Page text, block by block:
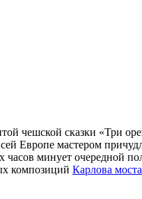
чешской сказки «Три
Европе мастером
часов минует очередной
композиций Карлова моста